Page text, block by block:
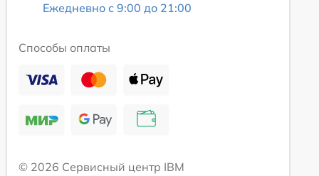
Ежедневно с 9:00 до 21:00
Способы оплаты
© 2026 Сервисный центр IBM